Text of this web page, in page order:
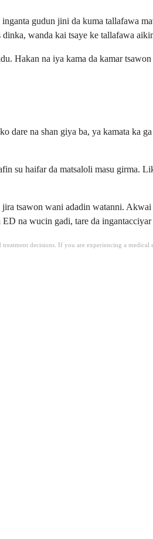
gudun jini da kuma tallafawa
wanda kai tsaye ke tallafawa
Hakan na iya kama da kamar
dare na shan giya ba, ya kamata ka
su haifar da matsaloli masu girma.
tsawon wani adadin watanni.
na wucin gadi, tare da ingantacciyar
decisions. If you are experiencing a medical